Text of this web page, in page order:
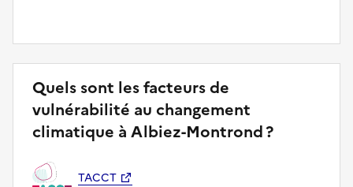
Quels sont les facteurs de
vulnérabilité au changement
climatique à Albiez-Montrond ?
TACCT